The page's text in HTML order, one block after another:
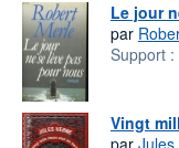
Le jour
par
Support :
Vingt
par Jules